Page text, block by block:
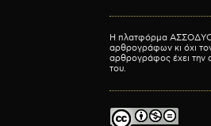
Η πλατφόρμα ΑΣΣΟΔΥΟ
αρθρογράφων κι όχι
αρθρογράφος έχει την
του.